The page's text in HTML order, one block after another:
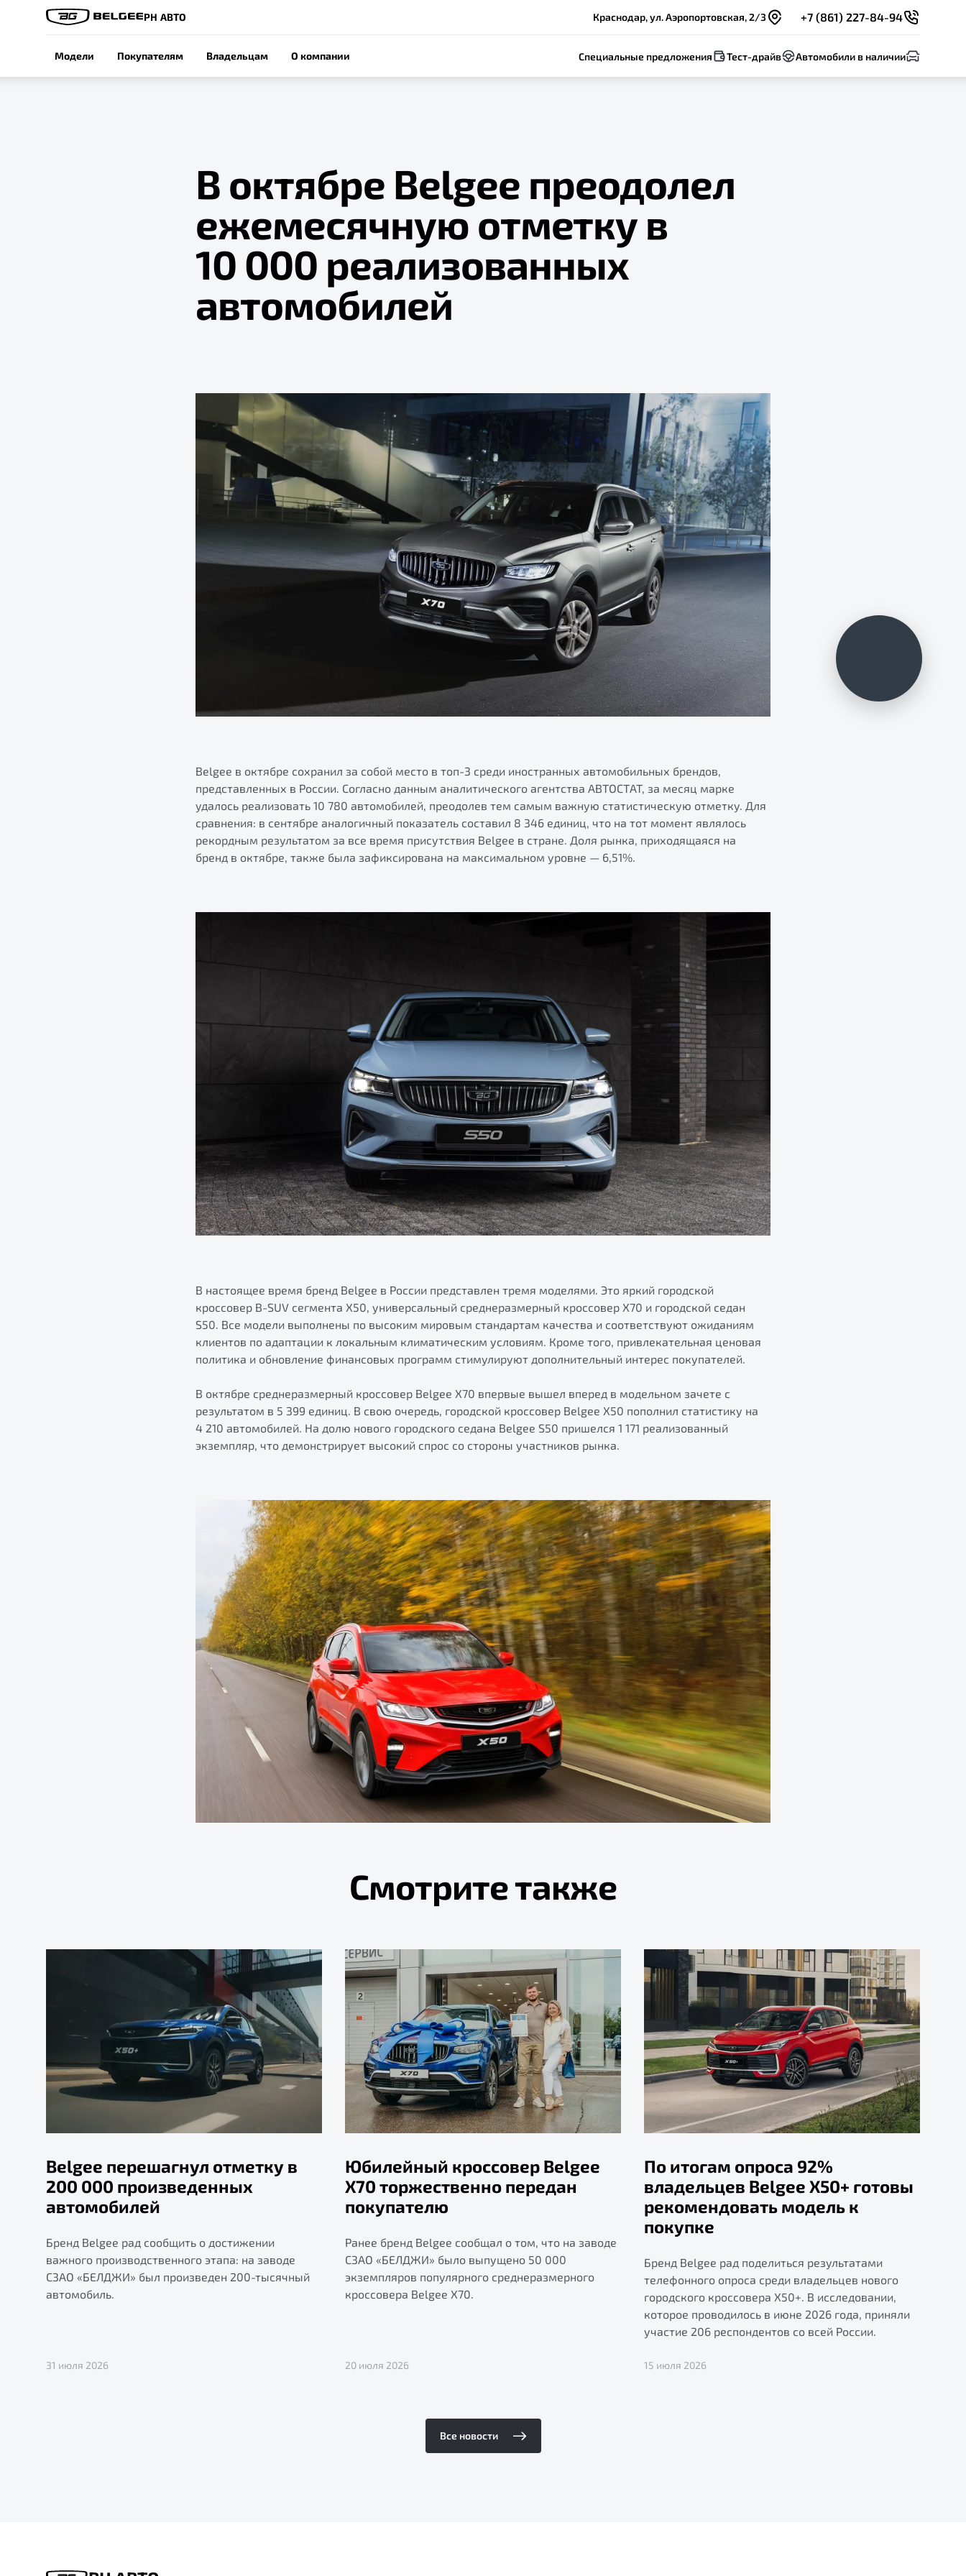
РН АВТО Краснодар, ул. Аэропортовская, 2/3 +7 (861) 227-84-94
Модели Покупателям Владельцам О компании Специальные предложения Тест-драйв Автомобили в наличии
В октябре Belgee преодолел
ежемесячную отметку в
10 000 реализованных
автомобилей
Belgee в октябре сохранил за собой место в топ-3 среди иностранных автомобильных брендов,
представленных в России. Согласно данным аналитического агентства АВТОСТАТ, за месяц марке
удалось реализовать 10 780 автомобилей, преодолев тем самым важную статистическую отметку. Для
сравнения: в сентябре аналогичный показатель составил 8 346 единиц, что на тот момент являлось
рекордным результатом за все время присутствия Belgee в стране. Доля рынка, приходящаяся на
бренд в октябре, также была зафиксирована на максимальном уровне — 6,51%.
В настоящее время бренд Belgee в России представлен тремя моделями. Это яркий городской
кроссовер B-SUV сегмента X50, универсальный среднеразмерный кроссовер X70 и городской седан
S50. Все модели выполнены по высоким мировым стандартам качества и соответствуют ожиданиям
клиентов по адаптации к локальным климатическим условиям. Кроме того, привлекательная ценовая
политика и обновление финансовых программ стимулируют дополнительный интерес покупателей.
В октябре среднеразмерный кроссовер Belgee Х70 впервые вышел вперед в модельном зачете с
результатом в 5 399 единиц. В свою очередь, городской кроссовер Belgee X50 пополнил статистику на
4 210 автомобилей. На долю нового городского седана Belgee S50 пришелся 1 171 реализованный
экземпляр, что демонстрирует высокий спрос со стороны участников рынка.
Смотрите также
Belgee перешагнул отметку в
200 000 произведенных
автомобилей
Бренд Belgee рад сообщить о достижении
важного производственного этапа: на заводе
СЗАО «БЕЛДЖИ» был произведен 200-тысячный
автомобиль.
31 июля 2026
Юбилейный кроссовер Belgee
X70 торжественно передан
покупателю
Ранее бренд Belgee сообщал о том, что на заводе
СЗАО «БЕЛДЖИ» было выпущено 50 000
экземпляров популярного среднеразмерного
кроссовера Belgee X70.
20 июля 2026
По итогам опроса 92%
владельцев Belgee X50+ готовы
рекомендовать модель к
покупке
Бренд Belgee рад поделиться результатами
телефонного опроса среди владельцев нового
городского кроссовера X50+. В исследовании,
которое проводилось в июне 2026 года, приняли
участие 206 респондентов со всей России.
15 июля 2026
Все новости